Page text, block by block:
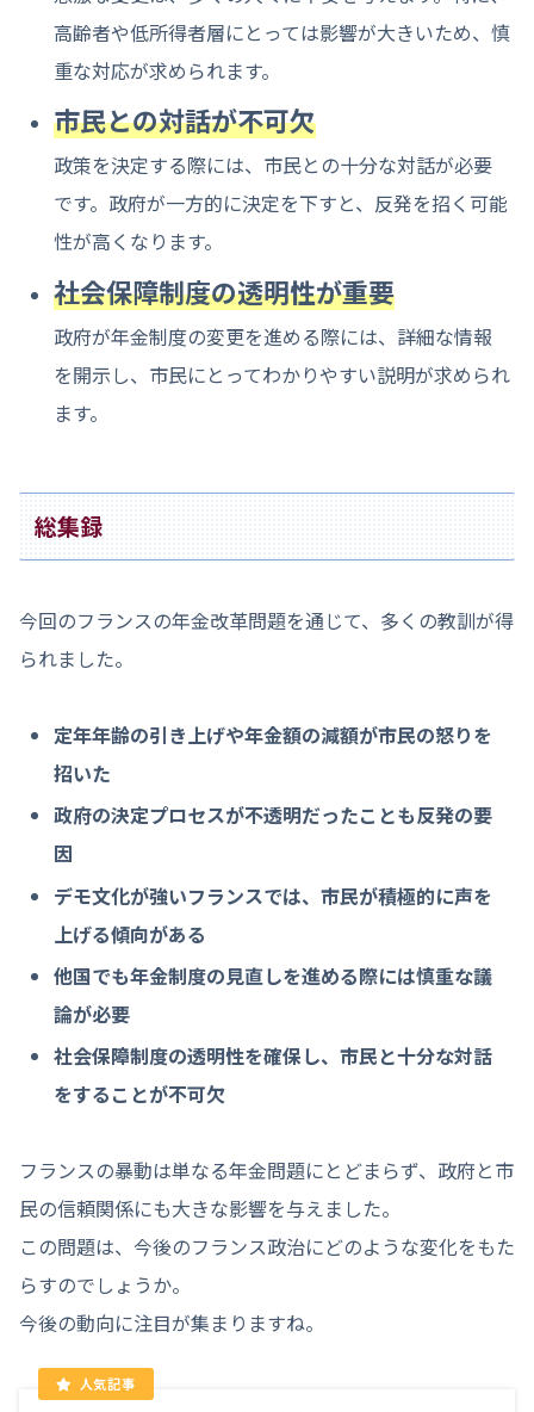
高齢者や低所得者層にとっては影響が大きいため、慎
重な対応が求められます。
市民との対話が不可欠
政策を決定する際には、市民との十分な対話が必要
です。政府が一方的に決定を下すと、反発を招く可能
性が高くなります。
社会保障制度の透明性が重要
政府が年金制度の変更を進める際には、詳細な情報
を開示し、市民にとってわかりやすい説明が求められ
ます。
総集録
今回のフランスの年金改革問題を通じて、多くの教訓が得
られました。
定年年齢の引き上げや年金額の減額が市民の怒りを
招いた
政府の決定プロセスが不透明だったことも反発の要
因
デモ文化が強いフランスでは、市民が積極的に声を
上げる傾向がある
他国でも年金制度の見直しを進める際には慎重な議
論が必要
社会保障制度の透明性を確保し、市民と十分な対話
をすることが不可欠
フランスの暴動は単なる年金問題にとどまらず、政府と市
民の信頼関係にも大きな影響を与えました。
この問題は、今後のフランス政治にどのような変化をもた
らすのでしょうか。
今後の動向に注目が集まりますね。